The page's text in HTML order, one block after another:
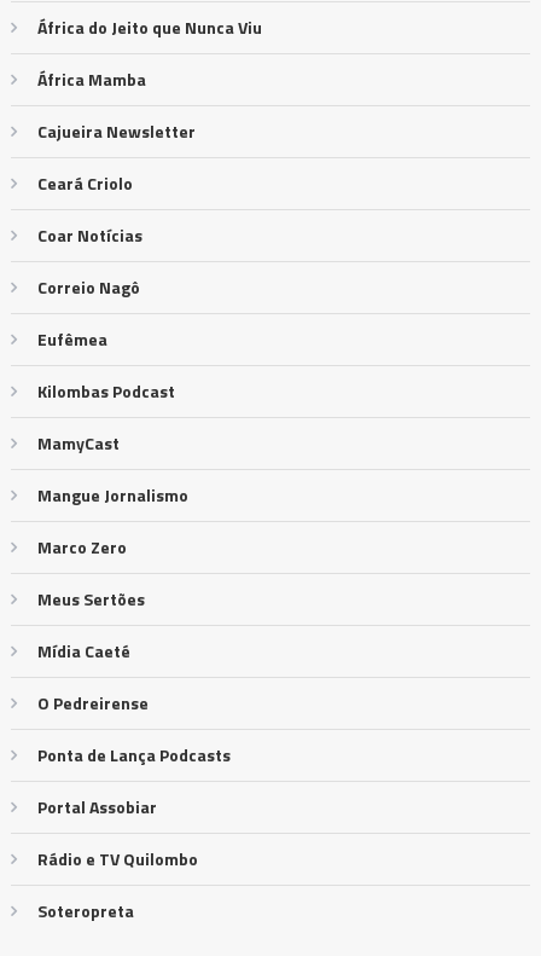
África do Jeito que Nunca Viu
África Mamba
Cajueira Newsletter
Ceará Criolo
Coar Notícias
Correio Nagô
Eufêmea
Kilombas Podcast
MamyCast
Mangue Jornalismo
Marco Zero
Meus Sertões
Mídia Caeté
O Pedreirense
Ponta de Lança Podcasts
Portal Assobiar
Rádio e TV Quilombo
Soteropreta